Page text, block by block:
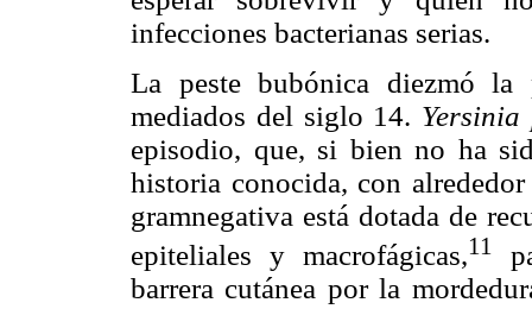
infecciones bacterianas serias.
La peste bubónica diezmó
mediados del siglo 14. Yersinia
episodio, que, si bien no ha
historia conocida, con
gramnegativa está dotada de
epiteliales y macrofágicas,11
barrera cutánea por la